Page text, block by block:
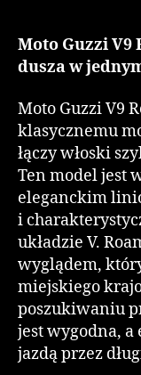
Moto Guzzi V9
dusza w
Moto Guzzi V9
klasycznemu
łączy włoski
Ten model jest
eleganckim
i
układzie V.
wyglądem,
miejskiego
poszukiwaniu
jest wygodna, a
jazdą przez